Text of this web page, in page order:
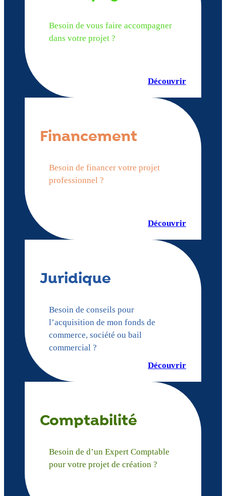
Besoin de vous faire accompagner
dans votre projet ?
Découvrir
Financement
Besoin de financer votre projet
professionnel ?
Découvrir
Juridique
Besoin de conseils pour
l’acquisition de mon fonds de
commerce, société ou bail
commercial ?
Découvrir
Comptabilité
Besoin de d’un Expert Comptable
pour votre projet de création ?